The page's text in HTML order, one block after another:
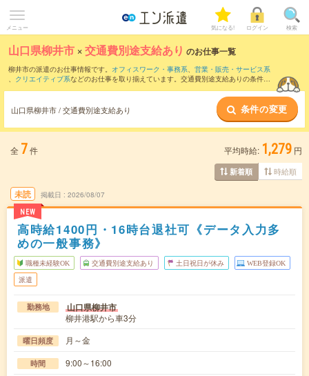
メニュー 気になる! ログイン 検索
山口県柳井市 ×交通費別途支給あり のお仕事一覧
柳井市の派遣のお仕事情報です。 オフィスワーク・事務系、 営業・販売・サービス系
、 クリエイティブ系などのお仕事を取り揃えています。交通費別途支給ありの条件の
山口県柳井市 / 交通費別途支給あり 条件の変更
全 7件 平均時給: 1,279 円
新着順 時給順
未読
NEW
掲載日 2026/08/07
高時給1400円・16時台退社可《データ入力多
めの一般事務》
職種未経験OK 交通費別途支給あり 土日祝日が休み WEB登録OK
派遣
勤務地 山口県柳井市
柳井港駅から車3分
曜日頻度 月～金
時間 9:00～16:00